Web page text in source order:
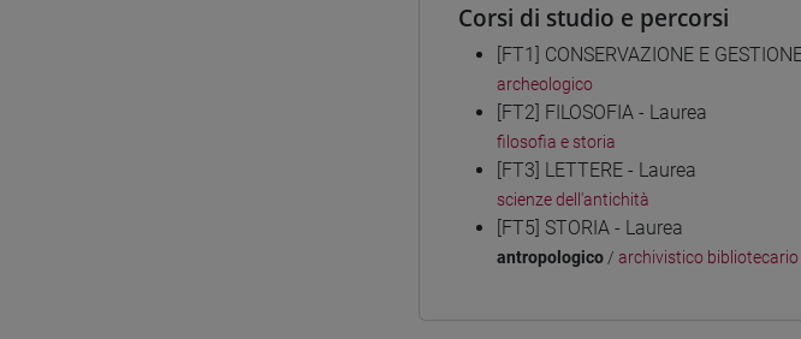
Corsi di studio e percorsi
[FT1] CONSERVAZIONE E
archeologico
[FT2] FILOSOFIA - Laurea
filosofia e storia
[FT3] LETTERE - Laurea
scienze dell'antichità
[FT5] STORIA - Laurea
antropologico / archivistico bibliotecario